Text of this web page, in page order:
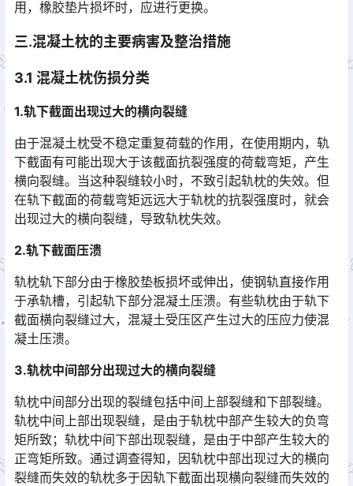
用，橡胶垫片损坏时，应进行更换。󠅅󠅃󠄵󠅂󠄪󠇖󠆨󠆨󠇕󠆞󠆒󠅬󠇘󠆭󠆘󠇙󠆝󠅵󠇗󠆭󠆁󠄐󠇗󠅹󠅸󠇖󠆍󠅳󠇖󠅹󠅰󠇖󠆌󠅹
三.混凝土枕的主要病害及整治措施
3.1 混凝土枕伤损分类
1.轨下截面出现过大的横向裂缝
由于混凝土枕受不稳定重复荷载的作用，在使用期内，轨
下截面有可能出现大于该截面抗裂强度的荷载弯矩，产生
横向裂缝。当这种裂缝较小时，不致引起轨枕的失效。但
在轨下截面的荷载弯矩远远大于轨枕的抗裂强度时，就会
出现过大的横向裂缝，导致轨枕失效。󠅅󠅃󠄵󠅂󠄪󠇖󠆨󠆨󠇕󠆞󠆒󠅬󠇘󠆭󠆘󠇙󠆝󠅵󠇗󠆭󠆁󠄐󠇗󠅹󠅸󠇖󠆍󠅳󠇖󠅹󠅰󠇖󠆌󠅹
2.轨下截面压溃
轨枕轨下部分由于橡胶垫板损坏或伸出，使钢轨直接作用
于承轨槽，引起轨下部分混凝土压溃。有些轨枕由于轨下
截面横向裂缝过大，混凝土受压区产生过大的压应力使混
凝土压溃。󠅅󠅃󠄵󠅂󠄪󠇖󠆨󠆨󠇕󠆞󠆒󠅬󠇘󠆭󠆘󠇙󠆝󠅵󠇗󠆭󠆁󠄐󠇗󠅹󠅸󠇖󠆍󠅳󠇖󠅹󠅰󠇖󠆌󠅹
3.轨枕中间部分出现过大的横向裂缝
轨枕中间部分出现的裂缝包括中间上部裂缝和下部裂缝。
轨枕中间上部出现裂缝，是由于轨枕中部产生较大的负弯
矩所致；轨枕中间下部出现裂缝，是由于中部产生较大的
正弯矩所致。通过调查得知，因轨枕中部出现过大的横向
裂缝而失效的轨枕多于因轨下截面出现横向裂缝而失效的